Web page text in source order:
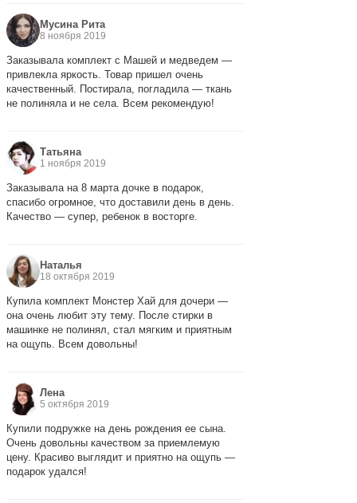
Мусина Рита
8 ноября 2019
Заказывала комплект с Машей и медведем —
привлекла яркость. Товар пришел очень
качественный. Постирала, погладила — ткань
не полиняла и не села. Всем рекомендую!
Татьяна
1 ноября 2019
Заказывала на 8 марта дочке в подарок,
спасибо огромное, что доставили день в день.
Качество — супер, ребенок в восторге.
Наталья
18 октября 2019
Купила комплект Монстер Хай для дочери —
она очень любит эту тему. После стирки в
машинке не полинял, стал мягким и приятным
на ощупь. Всем довольны!
Лена
5 октября 2019
Купили подружке на день рождения ее сына.
Очень довольны качеством за приемлемую
цену. Красиво выглядит и приятно на ощупь —
подарок удался!